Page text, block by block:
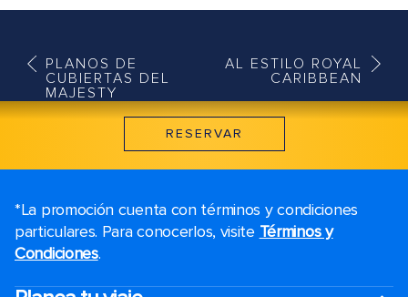
PLANOS DE
CUBIERTAS DEL
MAJESTY
AL ESTILO ROYAL
CARIBBEAN
RESERVAR
*La promoción cuenta con términos y condiciones
particulares. Para conocerlos, visite Términos y
Condiciones.